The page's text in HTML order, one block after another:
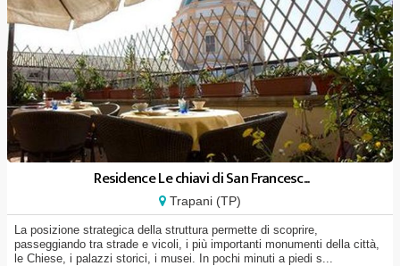
Residence Le chiavi di San Francesc...
Trapani (TP)
La posizione strategica della struttura permette di scoprire,
passeggiando tra strade e vicoli, i più importanti monumenti della città,
le Chiese, i palazzi storici, i musei. In pochi minuti a piedi s...